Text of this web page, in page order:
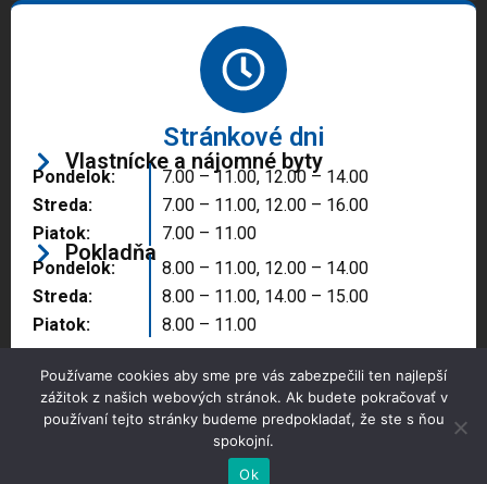
Stránkové dni
Vlastnícke a nájomné byty
Pondelok:
Streda:
Piatok:
7.00 – 11.00, 12.00 – 14.00
7.00 – 11.00, 12.00 – 16.00
7.00 – 11.00
Pokladňa
Pondelok:
Streda:
Piatok:
8.00 – 11.00, 12.00 – 14.00
8.00 – 11.00, 14.00 – 15.00
8.00 – 11.00
Copyright © 2025 Správa majetku mesta, n.o.,
Partizánske
Používame cookies aby sme pre vás zabezpečili ten najlepší
zážitok z našich webových stránok. Ak budete pokračovať v
používaní tejto stránky budeme predpokladať, že ste s ňou
spokojní.
Ok